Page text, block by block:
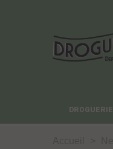
DROGUERIE